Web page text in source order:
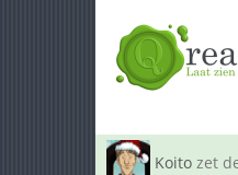
Koito zet